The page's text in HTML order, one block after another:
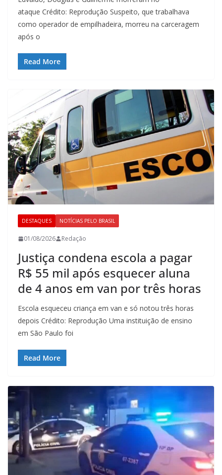
ataque Crédito: Reprodução Suspeito, que trabalhava
como operador de empilhadeira, morreu na carceragem
após o
Read More
DESTAQUES NOTÍCIAS PELO BRASIL
01/08/2026 Redação
Justiça condena escola a pagar
R$ 55 mil após esquecer aluna
de 4 anos em van por três horas
Escola esqueceu criança em van e só notou três horas
depois Crédito: Reprodução Uma instituição de ensino
em São Paulo foi
Read More